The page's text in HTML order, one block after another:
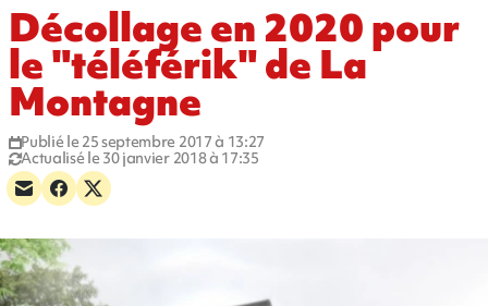
Décollage en 2020 pour
le "téléférik" de La
Montagne
Publié le 25 septembre 2017 à 13:27
Actualisé le 30 janvier 2018 à 17:35